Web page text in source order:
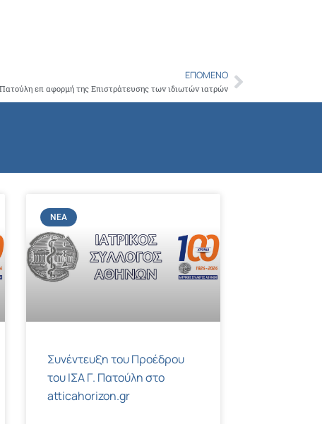
ΕΠΌΜΕΝΟ
επ αφορμή της Επιστράτευσης των ιδιωτών ιατρώνNext
ΝΈΑ
Συνέντευξη του Προέδρου
του ΙΣΑ Γ. Πατούλη στο
atticahorizon.gr